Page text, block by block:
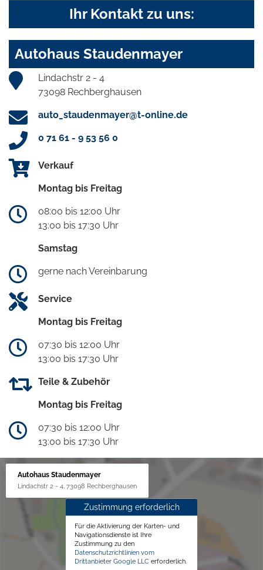
Ihr Kontakt zu uns:
Autohaus Staudenmayer
Lindachstr 2 - 4
73098 Rechberghausen
auto_staudenmayer@t-online.de
0 71 61 - 9 53 56 0
Verkauf
Montag bis Freitag
08:00 bis 12:00 Uhr
13:00 bis 17:30 Uhr
Samstag
gerne nach Vereinbarung
Service
Montag bis Freitag
07:30 bis 12:00 Uhr
13:00 bis 17:30 Uhr
Teile & Zubehör
Montag bis Freitag
07:30 bis 12:00 Uhr
13:00 bis 17:30 Uhr
Autohaus Staudenmayer
Lindachstr 2 - 4, 73098 Rechberghausen
Zustimmung erforderlich
Für die Aktivierung der Karten- und
Navigationsdienste ist Ihre
Zustimmung zu den
Datenschutzrichtlinien vom
Drittanbieter Google LLC erforderlich.